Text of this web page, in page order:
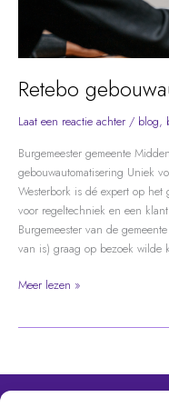
Retebo
Laat een reactie achter / blog,
Burgemeester gemeente
gebouwautomatisering Uniek
Westerbork is dé expert op het
voor regeltechniek en een
Burgemeester van de
van is) graag op bezoek wilde
Retebo
Meer lezen »